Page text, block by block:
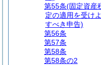
第55条(固定資産
定の適用を受け
すべき申告)
第56条
第57条
第58条
第58条の2